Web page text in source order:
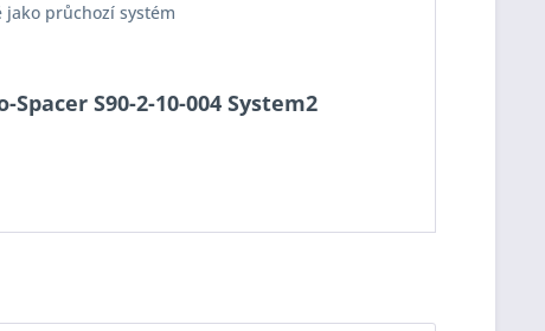
průchozí systém
S90-2-10-004 System2